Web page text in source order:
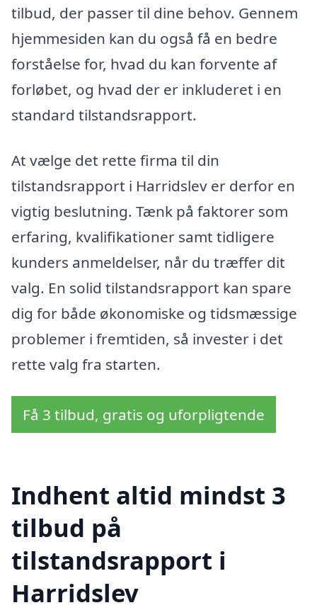
tilbud, der passer til dine behov. Gennem
hjemmesiden kan du også få en bedre
forståelse for, hvad du kan forvente af
forløbet, og hvad der er inkluderet i en
standard tilstandsrapport.
At vælge det rette firma til din
tilstandsrapport i Harridslev er derfor en
vigtig beslutning. Tænk på faktorer som
erfaring, kvalifikationer samt tidligere
kunders anmeldelser, når du træffer dit
valg. En solid tilstandsrapport kan spare
dig for både økonomiske og tidsmæssige
problemer i fremtiden, så invester i det
rette valg fra starten.
Få 3 tilbud, gratis og uforpligtende
Indhent altid mindst 3
tilbud på
tilstandsrapport i
Harridslev